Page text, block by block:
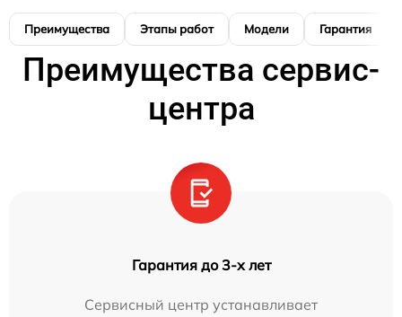
Преимущества Этапы работ Модели Гарантия
Преимущества сервис-
центра
Гарантия до 3-х лет
Сервисный центр устанавливает